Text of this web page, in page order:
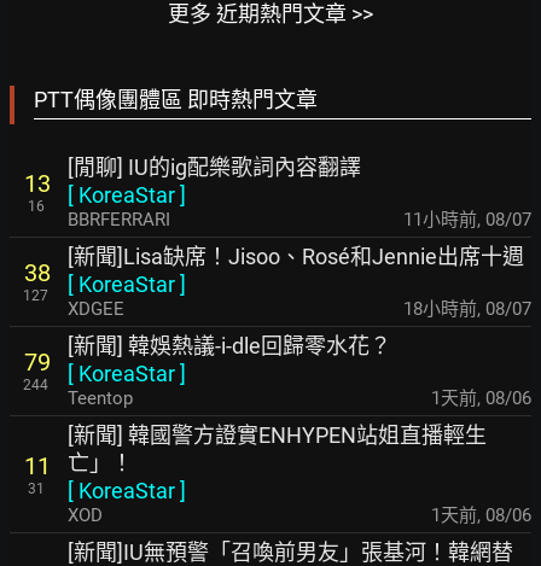
更多 近期熱門文章 >>
PTT偶像團體區 即時熱門文章
13
16
[閒聊] IU的ig配樂歌詞內容翻譯
[ KoreaStar]
BBRFERRARI 11小時前, 08/07
38
127
[新聞]Lisa缺席！Jisoo、Rosé和Jennie出席十週
[ KoreaStar]
XDGEE 18小時前, 08/07
79
244
[新聞] 韓娛熱議-i-dle回歸零水花？
[ KoreaStar]
Teentop 1天前, 08/06
11
31
[新聞] 韓國警方證實ENHYPEN站姐直播輕生
亡」！
[ KoreaStar]
XOD 1天前, 08/06
[新聞]IU無預警「召喚前男友」張基河！韓網替